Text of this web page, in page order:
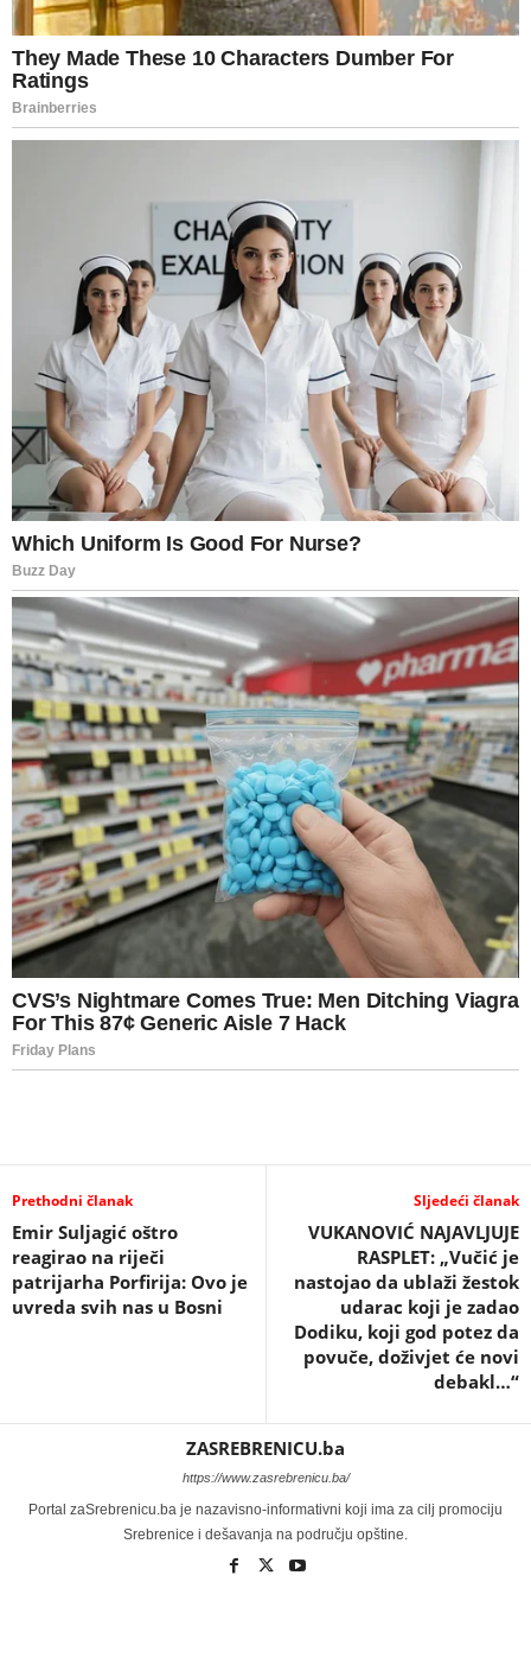
Prethodni članak
Emir Suljagić oštro
reagirao na riječi
patrijarha Porfirija: Ovo je
uvreda svih nas u Bosni
Sljedeći članak
VUKANOVIĆ NAJAVLJUJE
RASPLET: „Vučić je
nastojao da ublaži žestok
udarac koji je zadao
Dodiku, koji god potez da
povuče, doživjet će novi
debakl…“
ZASREBRENICU.ba
https://www.zasrebrenicu.ba/
Portal zaSrebrenicu.ba je nazavisno-informativni koji ima za cilj promociju
Srebrenice i dešavanja na području opštine.